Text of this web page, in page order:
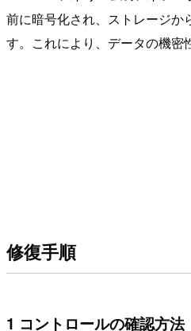
前に暗号化され、ストレージか
す。これにより、データの機密
修復手順
1 コントロールの確認方法